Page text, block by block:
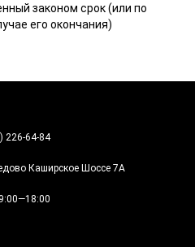
законом срок (или по
его окончания)
226-64-84
Каширское Шоссе 7А